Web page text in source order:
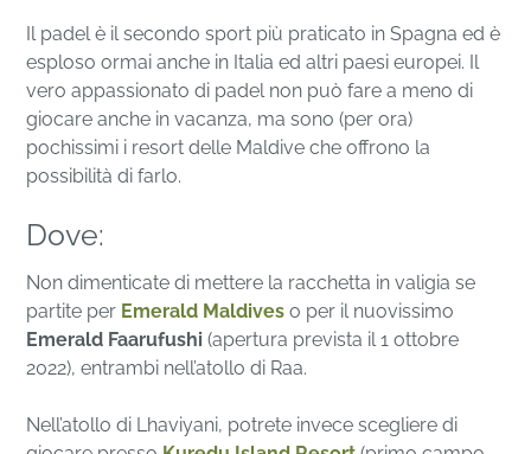
Il padel è il secondo sport più praticato in Spagna ed è
esploso ormai anche in Italia ed altri paesi europei. Il
vero appassionato di padel non può fare a meno di
giocare anche in vacanza, ma sono (per ora)
pochissimi i resort delle Maldive che offrono la
possibilità di farlo.
Dove:
Non dimenticate di mettere la racchetta in valigia se
partite per Emerald Maldives o per il nuovissimo
Emerald Faarufushi (apertura prevista il 1 ottobre
2022), entrambi nell’atollo di Raa.
Nell’atollo di Lhaviyani, potrete invece scegliere di